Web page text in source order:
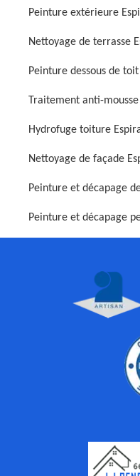
Peinture extérieure
Nettoyage de terrasse
Peinture dessous de
Traitement anti-
Hydrofuge toiture
Nettoyage de façade
Peinture et décapage
Peinture et décapage